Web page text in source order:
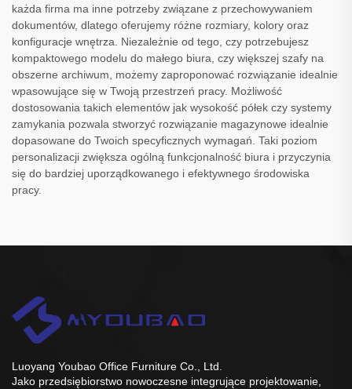
każda firma ma inne potrzeby związane z przechowywaniem
dokumentów, dlatego oferujemy różne rozmiary, kolory oraz
konfiguracje wnętrza. Niezależnie od tego, czy potrzebujesz
kompaktowego modelu do małego biura, czy większej szafy na
obszerne archiwum, możemy zaproponować rozwiązanie idealnie
wpasowujące się w Twoją przestrzeń pracy. Możliwość
dostosowania takich elementów jak wysokość półek czy systemy
zamykania pozwala stworzyć rozwiązanie magazynowe idealnie
dopasowane do Twoich specyficznych wymagań. Taki poziom
personalizacji zwiększa ogólną funkcjonalność biura i przyczynia
się do bardziej uporządkowanego i efektywnego środowiska
pracy.
Luoyang Youbao Office Furniture Co., Ltd.
Jako przedsiębiorstwo nowoczesne integrujące projektowanie,